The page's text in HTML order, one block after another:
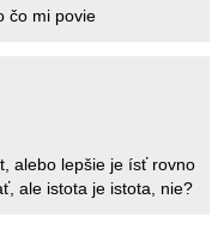
čo mi povie
alebo lepšie je ísť rovno
ale istota je istota, nie?